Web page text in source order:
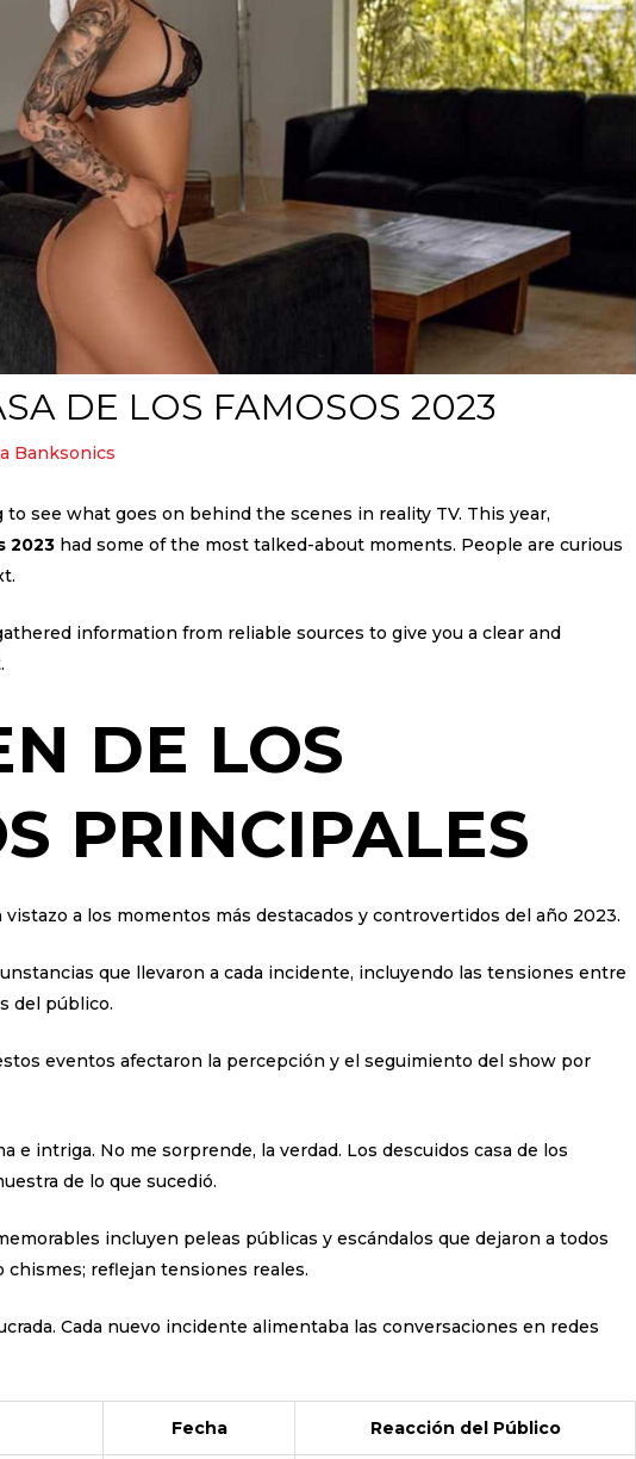
DE LOS FAMOSOS 2023
Banksonics
to see what goes on behind the scenes in reality TV. This year,
2023 had some of the most talked-about moments. People are curious
information from reliable sources to give you a clear and
DE LOS
PRINCIPALES
a los momentos más destacados y controvertidos del año 2023.
que llevaron a cada incidente, incluyendo las tensiones entre
del público.
eventos afectaron la percepción y el seguimiento del show por
e intriga. No me sorprende, la verdad. Los descuidos casa de los
de lo que sucedió.
incluyen peleas públicas y escándalos que dejaron a todos
reflejan tensiones reales.
Cada nuevo incidente alimentaba las conversaciones en redes
Fecha Reacción del Público